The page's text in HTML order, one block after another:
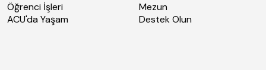
Öğrenci İşleri
ACU'da Yaşam
Mezun
Destek Olun